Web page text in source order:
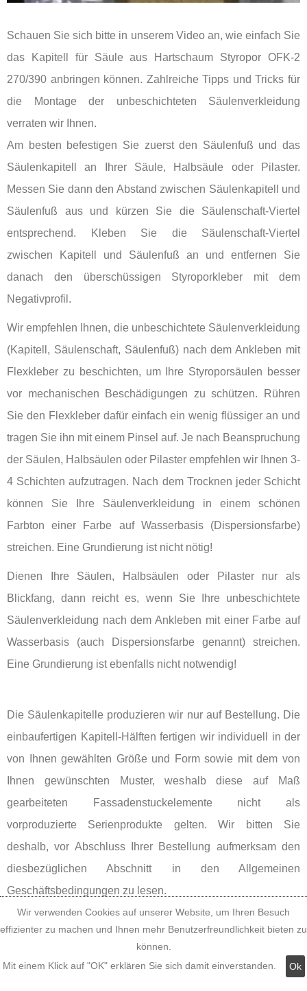
Schauen Sie sich bitte in unserem Video an, wie einfach Sie
das Kapitell für Säule aus Hartschaum Styropor OFK-2
270/390 anbringen können. Zahlreiche Tipps und Tricks für
die Montage der unbeschichteten Säulenverkleidung
verraten wir Ihnen.
Am besten befestigen Sie zuerst den Säulenfuß und das
Säulenkapitell an Ihrer Säule, Halbsäule oder Pilaster.
Messen Sie dann den Abstand zwischen Säulenkapitell und
Säulenfuß aus und kürzen Sie die Säulenschaft-Viertel
entsprechend. Kleben Sie die Säulenschaft-Viertel
zwischen Kapitell und Säulenfuß an und entfernen Sie
danach den überschüssigen Styroporkleber mit dem
Negativprofil.
Wir empfehlen Ihnen, die unbeschichtete Säulenverkleidung
(Kapitell, Säulenschaft, Säulenfuß) nach dem Ankleben mit
Flexkleber zu beschichten, um Ihre Styroporsäulen besser
vor mechanischen Beschädigungen zu schützen. Rühren
Sie den Flexkleber dafür einfach ein wenig flüssiger an und
tragen Sie ihn mit einem Pinsel auf. Je nach Beanspruchung
der Säulen, Halbsäulen oder Pilaster empfehlen wir Ihnen 3-
4 Schichten aufzutragen. Nach dem Trocknen jeder Schicht
können Sie Ihre Säulenverkleidung in einem schönen
Farbton einer Farbe auf Wasserbasis (Dispersionsfarbe)
streichen. Eine Grundierung ist nicht nötig!
Dienen Ihre Säulen, Halbsäulen oder Pilaster nur als
Blickfang, dann reicht es, wenn Sie Ihre unbeschichtete
Säulenverkleidung nach dem Ankleben mit einer Farbe auf
Wasserbasis (auch Dispersionsfarbe genannt) streichen.
Eine Grundierung ist ebenfalls nicht notwendig!
Die Säulenkapitelle produzieren wir nur auf Bestellung. Die
einbaufertigen Kapitell-Hälften fertigen wir individuell in der
von Ihnen gewählten Größe und Form sowie mit dem von
Ihnen gewünschten Muster, weshalb diese auf Maß
gearbeiteten Fassadenstuckelemente nicht als
vorproduzierte Serienprodukte gelten. Wir bitten Sie
deshalb, vor Abschluss Ihrer Bestellung aufmerksam den
diesbezüglichen Abschnitt in den Allgemeinen
Geschäftsbedingungen zu lesen.
Wir verwenden Cookies auf unserer Website, um Ihren Besuch
effizienter zu machen und Ihnen mehr Benutzerfreundlichkeit bieten zu
können.
Mit einem Klick auf "OK" erklären Sie sich damit einverstanden.
Ok